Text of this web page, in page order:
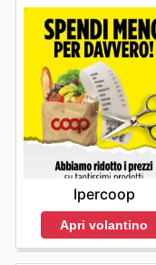
Ipercoop
Apri volantino